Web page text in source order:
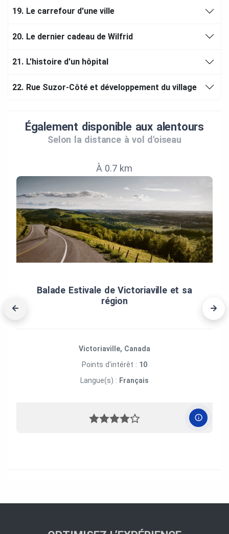
19. Le carrefour d'une ville
20. Le dernier cadeau de Wilfrid
21. L'histoire d'un hôpital
22. Rue Suzor-Côté et développement du village
Également disponible aux alentours
Selon la distance à vol d'oiseau
À 0.7 km
Balade Estivale de Victoriaville et sa
région
Victoriaville, Canada
Points d'intérêt : 10
Langue(s) : Français